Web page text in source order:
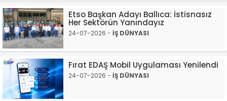
Etso Başkan Adayı Ballıca: İstisnasız
Her Sektörün Yanındayız
24-07-2026 - İŞ DÜNYASI
Fırat EDAŞ Mobil Uygulaması Yenilendi
24-07-2026 - İŞ DÜNYASI